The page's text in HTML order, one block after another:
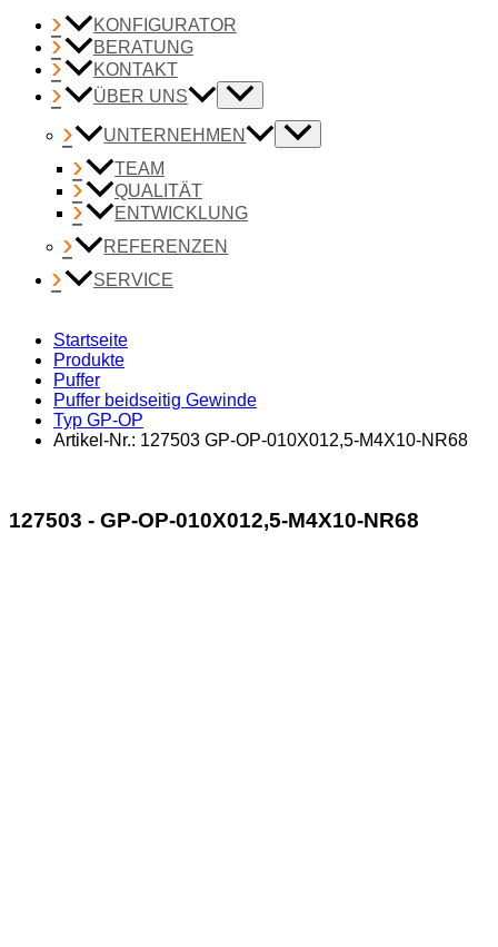
KONFIGURATOR
BERATUNG
KONTAKT
ÜBER UNS
UNTERNEHMEN
TEAM
QUALITÄT
ENTWICKLUNG
REFERENZEN
SERVICE
Startseite
Produkte
Puffer
Puffer beidseitig Gewinde
Typ GP-OP
Artikel-Nr.: 127503 GP-OP-010X012,5-M4X10-NR68
127503 - GP-OP-010X012,5-M4X10-NR68